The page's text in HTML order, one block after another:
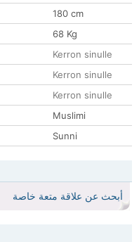
180 cm
68 Kg
Kerron sinulle
Kerron sinulle
Kerron sinulle
Muslimi
Sunni
أبحث عن علاقة متعة خاصة